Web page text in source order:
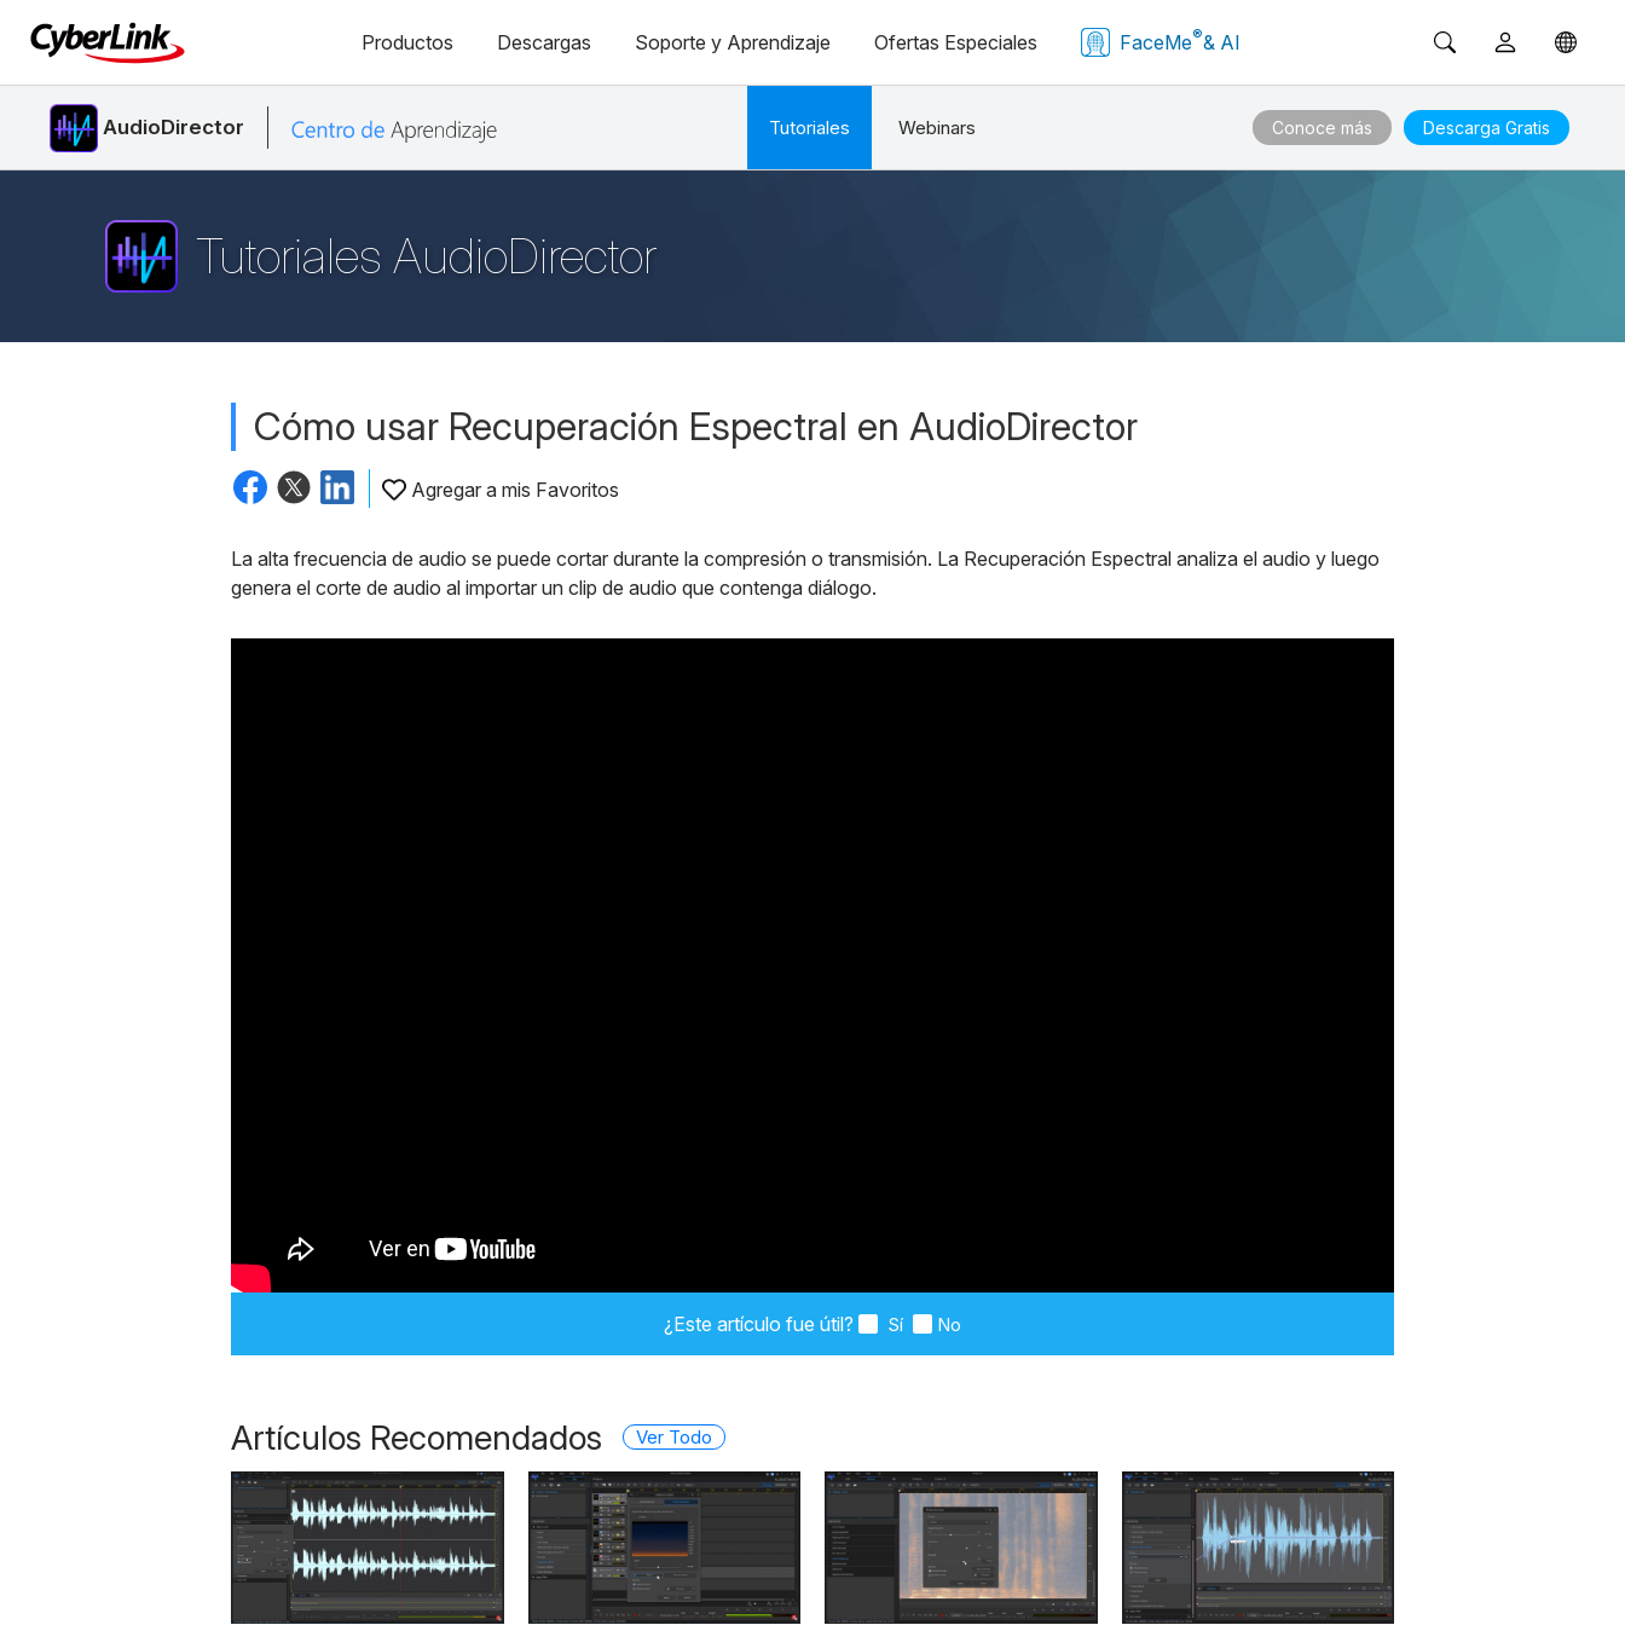
Productos Descargas Soporte y Aprendizaje Ofertas Especiales FaceMe®& AI
AudioDirector Tutoriales Webinars Conoce más Descarga Gratis
Tutoriales AudioDirector
Cómo usar Recuperación Espectral en AudioDirector
Agregar a mis Favoritos
La alta frecuencia de audio se puede cortar durante la compresión o transmisión. La Recuperación Espectral analiza el audio y luego
genera el corte de audio al importar un clip de audio que contenga diálogo.
¿Este artículo fue útil? Sí No
Artículos Recomendados Ver Todo